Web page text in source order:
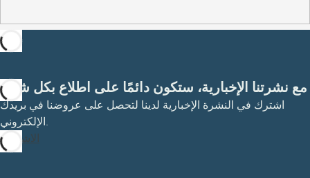
مع نشرتنا الإخبارية، ستكون دائمًا على اطلاع بكل شيء
اشترك في النشرة الإخبارية لدينا لتحصل على عروضنا في بريدك
الإلكتروني.
الاشتراك